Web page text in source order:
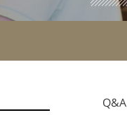
Q&A